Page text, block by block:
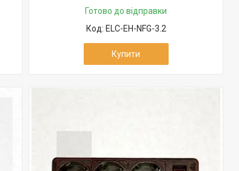
Готово до відправки
ELC-EH-NFG-3.2
Купити